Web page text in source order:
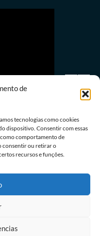
de
tecnologias como cookies
dispositivo. Consentir com essas
comportamento de
consentir ou retirar o
recursos e funções.
de queda do